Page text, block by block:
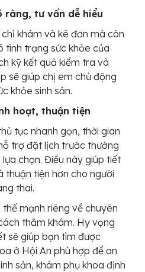
ràng, tư vấn dễ hiểu
khám và kê đơn mà còn
tình trạng sức khỏe của
kỹ kết quả kiểm tra và
sẽ giúp chị em chủ động
khỏe sinh sản.
hoạt, thuận tiện
tục nhanh gọn, thời gian
trợ đặt lịch trước thường
chọn. Điều này giúp tiết
thuận tiện hơn cho người
thai.
mạnh riêng về chuyên
thăm khám. Hy vọng
sẽ giúp bạn tìm được
ở Hội An phù hợp để an
sản, khám phụ khoa định